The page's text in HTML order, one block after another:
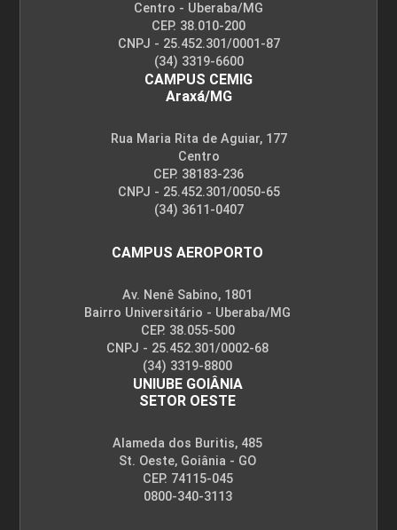
Centro - Uberaba/MG
CEP. 38.010-200
CNPJ - 25.452.301/0001-87
(34) 3319-6600
CAMPUS CEMIG
Araxá/MG
Rua Maria Rita de Aguiar, 177
Centro
CEP. 38183-236
CNPJ - 25.452.301/0050-65
(34) 3611-0407
CAMPUS AEROPORTO
Av. Nenê Sabino, 1801
Bairro Universitário - Uberaba/MG
CEP. 38.055-500
CNPJ - 25.452.301/0002-68
(34) 3319-8800
UNIUBE GOIÂNIA
SETOR OESTE
Alameda dos Buritis, 485
St. Oeste, Goiânia - GO
CEP. 74115-045
0800-340-3113